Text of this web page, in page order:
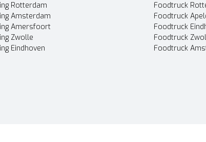
Rotterdam
Amsterdam
Amersfoort
Zwolle
Eindhoven
Foodtruck
Foodtruck
Foodtruck
Foodtruck
Foodtruck